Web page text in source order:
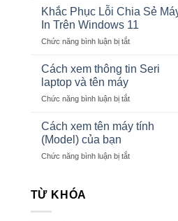
uy
tín,
giá
rẻ
Chuyên
là
gì?
Cách
sử
Bitlocker
Khắc Phục Lỗi Chia Sẻ
In Trên Windows 11
Chức năng bình luận bị tắtở
Phục
Sẻ
In
11
Cách xem thông tin Seri
laptop và tên máy
Chức năng bình luận bị tắtở
xem
thông
Seri
Cách xem tên máy tính
(Model) của bạn
Chức năng bình luận bị tắtở
TỪ KHÓA